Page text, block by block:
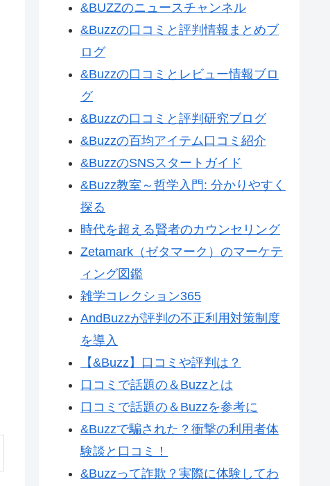
&BUZZのニュースチャンネル
&Buzzの口コミと評判情報まとめブ
ログ
&Buzzの口コミとレビュー情報ブロ
グ
&Buzzの口コミと評判研究ブログ
&Buzzの百均アイテム口コミ紹介
&BuzzのSNSスタートガイド
&Buzz教室～哲学入門: 分かりやすく
探る
時代を超える賢者のカウンセリング
Zetamark（ゼタマーク）のマーケテ
ィング図鑑
雑学コレクション365
AndBuzzが評判の不正利用対策制度
を導入
【&Buzz】口コミや評判は？
口コミで話題の＆Buzzとは
口コミで話題の＆Buzzを参考に
&Buzzで騙された？衝撃の利用者体
験談と口コミ！
&Buzzって詐欺？実際に体験してわ